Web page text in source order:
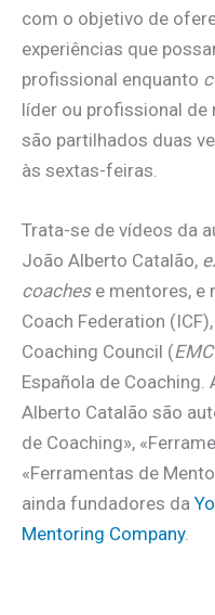
com o objetivo de
experiências que
profissional enquanto
líder ou profissional de
são partilhados duas
às sextas-feiras.
Trata-se de vídeos da
João Alberto Catalão,
coachese mentores, e
Coach Federation
Coaching Council (
Española de Coaching.
Alberto Catalão são
de Coaching»,
«Ferramentas de
ainda fundadores da
Mentoring Company.